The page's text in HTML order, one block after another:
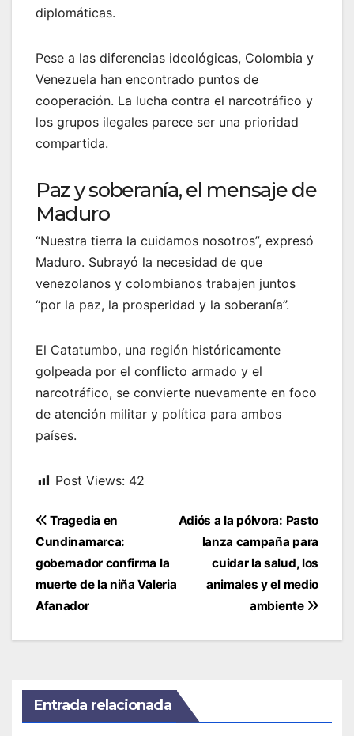
diplomáticas.
Pese a las diferencias ideológicas, Colombia y
Venezuela han encontrado puntos de
cooperación. La lucha contra el narcotráfico y
los grupos ilegales parece ser una prioridad
compartida.
Paz y soberanía, el mensaje de
Maduro
“Nuestra tierra la cuidamos nosotros”, expresó
Maduro. Subrayó la necesidad de que
venezolanos y colombianos trabajen juntos
“por la paz, la prosperidad y la soberanía”.
El Catatumbo, una región históricamente
golpeada por el conflicto armado y el
narcotráfico, se convierte nuevamente en foco
de atención militar y política para ambos
países.
Post Views: 42
Navegación
de
entradas
Adiós a la pólvora: Pasto
lanza campaña para
cuidar la salud, los
animales y el medio
ambiente
Tragedia en
Cundinamarca:
gobernador confirma la
muerte de la niña Valeria
Afanador
Entrada relacionada